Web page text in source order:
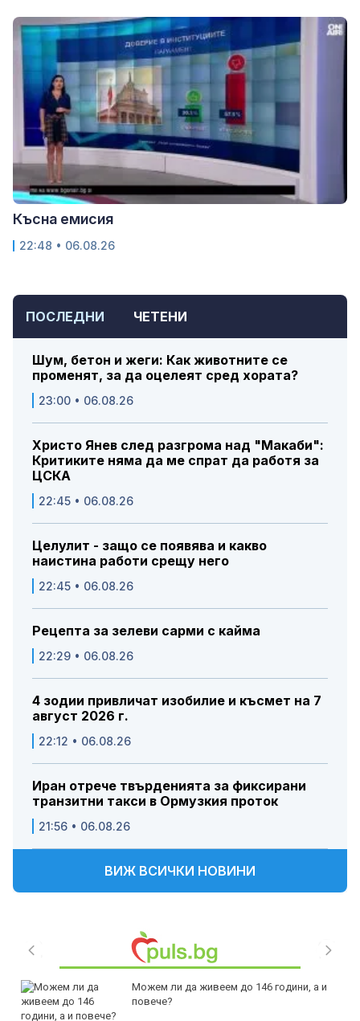
ПОСЛЕДНИ ЧЕТЕНИ
Шум, бетон и жеги: Как животните се
променят, за да оцелеят сред хората?
23:00 • 06.08.26
Христо Янев след разгрома над "Макаби":
Критиките няма да ме спрат да работя за
ЦСКА
22:45 • 06.08.26
Целулит - защо се появява и какво
наистина работи срещу него
22:45 • 06.08.26
Рецепта за зелеви сарми с кайма
22:29 • 06.08.26
4 зодии привличат изобилие и късмет на 7
август 2026 г.
22:12 • 06.08.26
Иран отрече твърденията за фиксирани
транзитни такси в Ормузкия проток
21:56 • 06.08.26
ВИЖ ВСИЧКИ НОВИНИ
Можем ли да живеем до 146 години, а и
повече?
Късна емисия
22:48 • 06.08.26